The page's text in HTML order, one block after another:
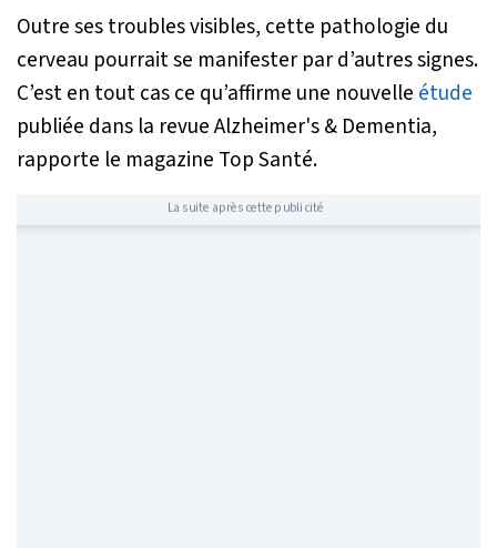
Outre ses troubles visibles, cette pathologie du
cerveau pourrait se manifester par d’autres signes.
C’est en tout cas ce qu’affirme une nouvelle étude
publiée dans la revueAlzheimer's & Dementia,
rapporte le magazine Top Santé.
La suite après cette publicité